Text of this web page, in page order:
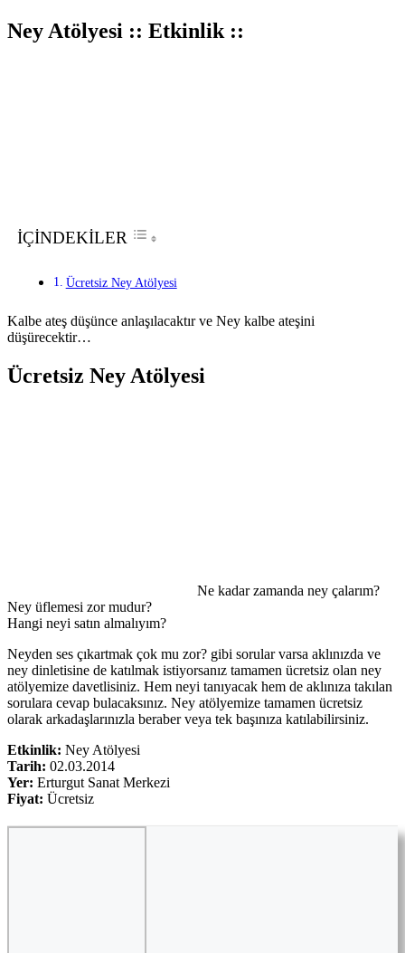
Ney Atölyesi :: Etkinlik ::
İÇİNDEKİLER
Ücretsiz Ney Atölyesi
Kalbe ateş düşünce anlaşılacaktır ve Ney kalbe ateşini
düşürecektir…
Ücretsiz Ney Atölyesi
Ne kadar zamanda ney çalarım?
Ney üflemesi zor mudur?
Hangi neyi satın almalıyım?
Neyden ses çıkartmak çok mu zor? gibi sorular varsa aklınızda ve
ney dinletisine de katılmak istiyorsanız tamamen ücretsiz olan ney
atölyemize davetlisiniz. Hem neyi tanıyacak hem de aklınıza takılan
sorulara cevap bulacaksınız. Ney atölyemize tamamen ücretsiz
olarak arkadaşlarınızla beraber veya tek başınıza katılabilirsiniz.
Etkinlik: Ney Atölyesi
Tarih: 02.03.2014
Yer: Erturgut Sanat Merkezi
Fiyat: Ücretsiz